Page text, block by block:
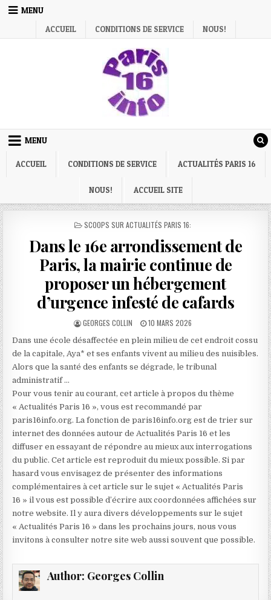
Skip
MENU
ACCUEIL
CONDITIONS DE SERVICE NOUS!
MENU
ACCUEIL CONDITIONS DE SERVICE ACTUALITÉS PARIS 16
NOUS! ACCUEIL SITE
POSTED
SCOOPS SUR ACTUALITÉS PARIS 16:
Dans le 16e arrondissement de
Paris, la mairie continue de
proposer un hébergement
d’urgence infesté de cafards
AUTHOR:
GEORGES COLLIN
PUBLISHED
10 MARS 2026
Dans une école désaffectée en plein milieu de cet endroit cossu
de la capitale, Aya* et ses enfants vivent au milieu des nuisibles.
Alors que la santé des enfants se dégrade, le tribunal
administratif …
Pour vous tenir au courant, cet article à propos du thème
« Actualités Paris 16 », vous est recommandé par
paris16info.org. La fonction de paris16info.org est de trier sur
internet des données autour de Actualités Paris 16 et les
diffuser en essayant de répondre au mieux aux interrogations
du public. Cet article est reproduit du mieux possible. Si par
hasard vous envisagez de présenter des informations
complémentaires à cet article sur le sujet « Actualités Paris
16 » il vous est possible d’écrire aux coordonnées affichées sur
notre website. Il y aura divers développements sur le sujet
« Actualités Paris 16 » dans les prochains jours, nous vous
invitons à consulter notre site web aussi souvent que possible.
Author: Georges Collin